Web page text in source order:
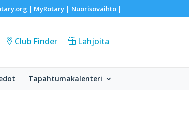
| MyRotary | Nuorisovaihto|
Club Finder Lahjoita
Tapahtumakalenteri